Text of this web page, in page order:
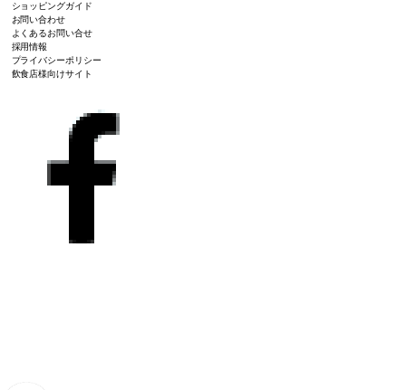
ショッピングガイド
お問い合わせ
よくあるお問い合せ
採用情報
プライバシーポリシー
飲食店様向けサイト